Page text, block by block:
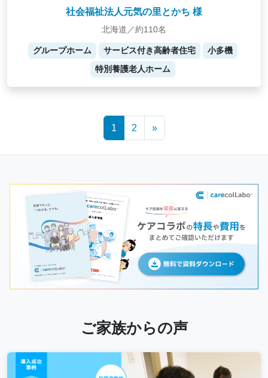
社会福祉法人元気の里とかち 様
北海道／約110名
グループホーム サービス付き高齢者住宅
小多機
特別養護老人ホーム
1 2 »
ご家族からの声